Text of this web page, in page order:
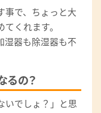
事で、ちょっと大
くれます。
湿器も除湿器も不
るの？
いでしょ？」と思